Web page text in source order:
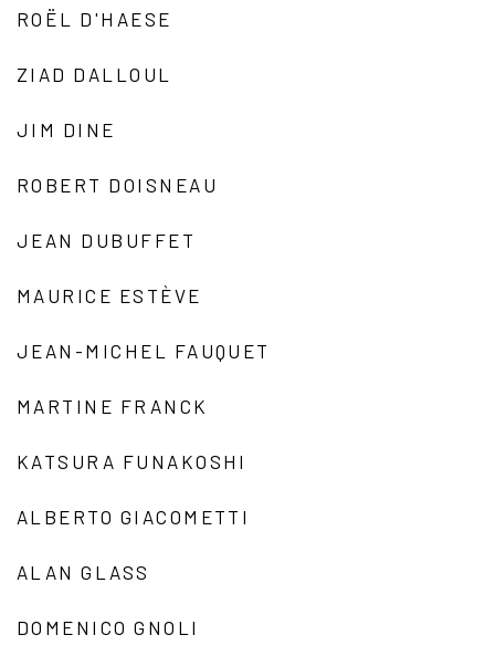
ROËL D'HAESE
ZIAD DALLOUL
JIM DINE
ROBERT DOISNEAU
JEAN DUBUFFET
MAURICE ESTÈVE
JEAN-MICHEL FAUQUET
MARTINE FRANCK
KATSURA FUNAKOSHI
ALBERTO GIACOMETTI
ALAN GLASS
DOMENICO GNOLI